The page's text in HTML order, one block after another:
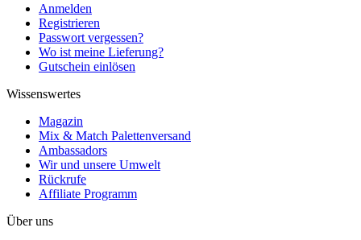
Anmelden
Registrieren
Passwort vergessen?
Wo ist meine Lieferung?
Gutschein einlösen
Wissenswertes
Magazin
Mix & Match Palettenversand
Ambassadors
Wir und unsere Umwelt
Rückrufe
Affiliate Programm
Über uns